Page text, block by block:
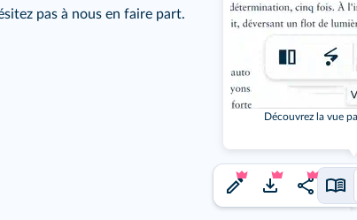
Découvrez la vue
pas à nous en faire part.